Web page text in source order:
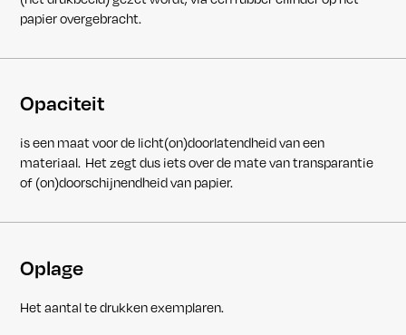
papier overgebracht.
Opaciteit
is een maat voor de licht(on)doorlatendheid van een
materiaal. Het zegt dus iets over de mate van transparantie
of (on)doorschijnendheid van papier.
Oplage
Het aantal te drukken exemplaren.